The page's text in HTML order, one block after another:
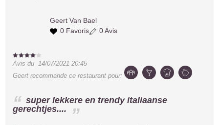
Geert Van Bael
0 Favoris
0 Avis
Avis du14/07/2021 20:45
Geert recommande ce restaurant pour:
super lekkere en trendy italiaanse
gerechtjes....